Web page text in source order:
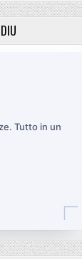
Tutto in un